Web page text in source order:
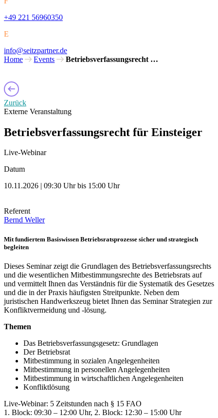
+49 221 56960350
E
info@seitzpartner.de
Home
Events Betriebsverfassungsrecht …
Zurück
Externe Veranstaltung
Betriebsverfassungsrecht für Einsteiger
Live-Webinar
Datum
10.11.2026 | 09:30 Uhr bis 15:00 Uhr
Referent
Bernd Weller
Mit fundiertem Basiswissen Betriebsratsprozesse sicher und strategisch
begleiten
Dieses Seminar zeigt die Grundlagen des Betriebsverfassungsrechts
und die wesentlichen Mitbestimmungsrechte des Betriebsrats auf
und vermittelt Ihnen das Verständnis für die Systematik des Gesetzes
und die in der Praxis häufigsten Streitpunkte. Neben dem
juristischen Handwerkszeug bietet Ihnen das Seminar Strategien zur
Konfliktvermeidung und -lösung.
Themen
Das Betriebsverfassungsgesetz: Grundlagen
Der Betriebsrat
Mitbestimmung in sozialen Angelegenheiten
Mitbestimmung in personellen Angelegenheiten
Mitbestimmung in wirtschaftlichen Angelegenheiten
Konfliktlösung
Live-Webinar: 5 Zeitstunden nach § 15 FAO
1. Block: 09:30 – 12:00 Uhr, 2. Block: 12:30 – 15:00 Uhr